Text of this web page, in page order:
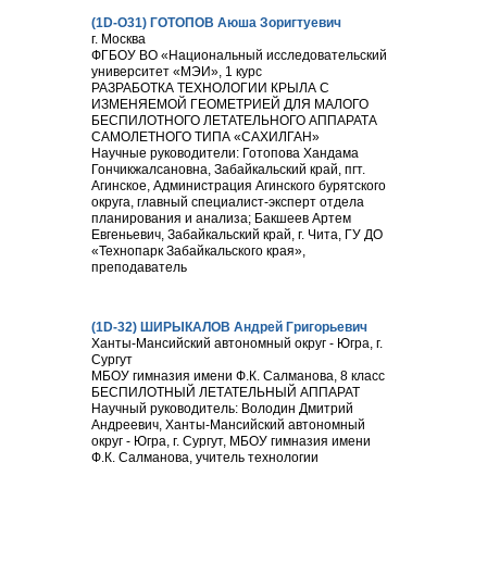
(1D-О31) ГОТОПОВ Аюша Зоригтуевич
г. Москва
ФГБОУ ВО «Национальный исследовательский
университет «МЭИ», 1 курс
РАЗРАБОТКА ТЕХНОЛОГИИ КРЫЛА С
ИЗМЕНЯЕМОЙ ГЕОМЕТРИЕЙ ДЛЯ МАЛОГО
БЕСПИЛОТНОГО ЛЕТАТЕЛЬНОГО АППАРАТА
САМОЛЕТНОГО ТИПА «САХИЛГАН»
Научные руководители: Готопова Хандама
Гончикжалсановна, Забайкальский край, пгт.
Агинское, Администрация Агинского бурятского
округа, главный специалист-эксперт отдела
планирования и анализа; Бакшеев Артем
Евгеньевич, Забайкальский край, г. Чита, ГУ ДО
«Технопарк Забайкальского края»,
преподаватель
(1D-32) ШИРЫКАЛОВ Андрей Григорьевич
Ханты-Мансийский автономный округ - Югра, г.
Сургут
МБОУ гимназия имени Ф.К. Салманова, 8 класс
БЕСПИЛОТНЫЙ ЛЕТАТЕЛЬНЫЙ АППАРАТ
Научный руководитель: Володин Дмитрий
Андреевич, Ханты-Мансийский автономный
округ - Югра, г. Сургут, МБОУ гимназия имени
Ф.К. Салманова, учитель технологии